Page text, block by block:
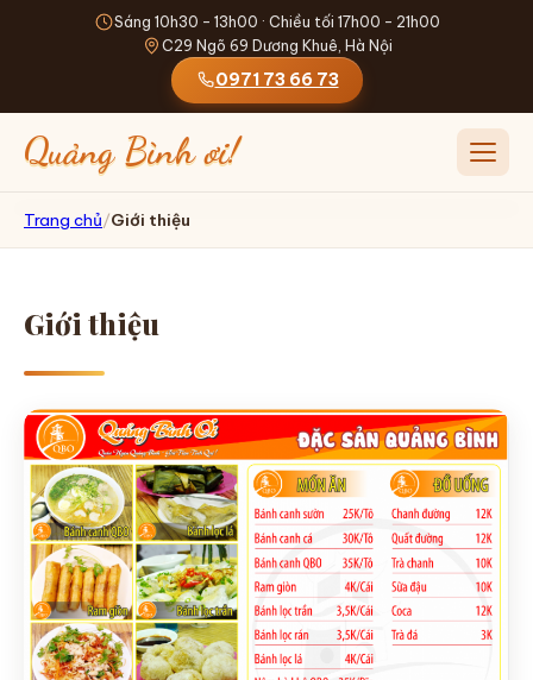
Sáng 10h30 - 13h00 · Chiều tối 17h00 - 21h00
C29 Ngõ 69 Dương Khuê, Hà Nội
0971 73 66 73
Quảng Bình ơi! Mở
TRANG CHỦ
ĐỒ UỐNG
ĐẶT SHIP
TIN TỨC
LIÊN HỆ
Trang chủ/Giới thiệu
Giới thiệu